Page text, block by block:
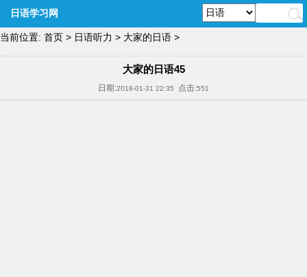
日语学习网
当前位置: 首页 > 日语听力 > 大家的日语 >
大家的日语45
日期:2018-01-31 22:35 点击:551